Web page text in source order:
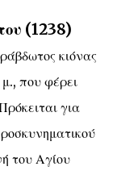
(1238)
κιόνας
που φέρει
για
του Αγίου